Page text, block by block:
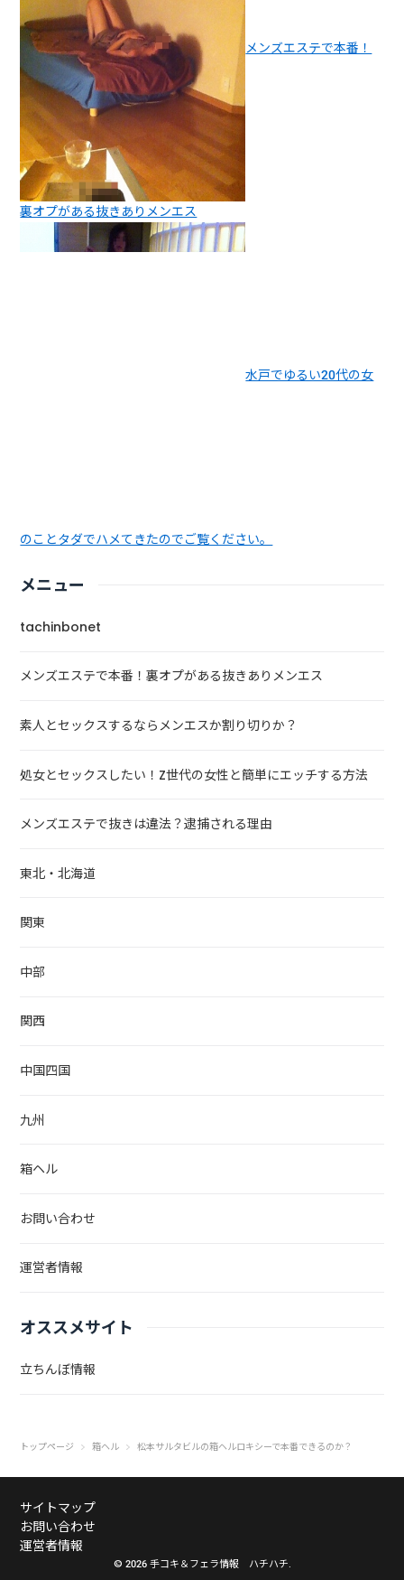
メンズエステで本番！
裏オプがある抜きありメンエス
水戸でゆるい20代の女
のことタダでハメてきたのでご覧ください。
メニュー
tachinbonet
メンズエステで本番！裏オプがある抜きありメンエス
素人とセックスするならメンエスか割り切りか？
処女とセックスしたい！Z世代の女性と簡単にエッチする方法
メンズエステで抜きは違法？逮捕される理由
東北・北海道
関東
中部
関西
中国四国
九州
箱ヘル
お問い合わせ
運営者情報
オススメサイト
立ちんぼ情報
トップページ 箱ヘル 松本サルタビルの箱ヘルロキシーで本番できるのか？
サイトマップ
お問い合わせ
運営者情報
© 2026 手コキ＆フェラ情報 ハチハチ.